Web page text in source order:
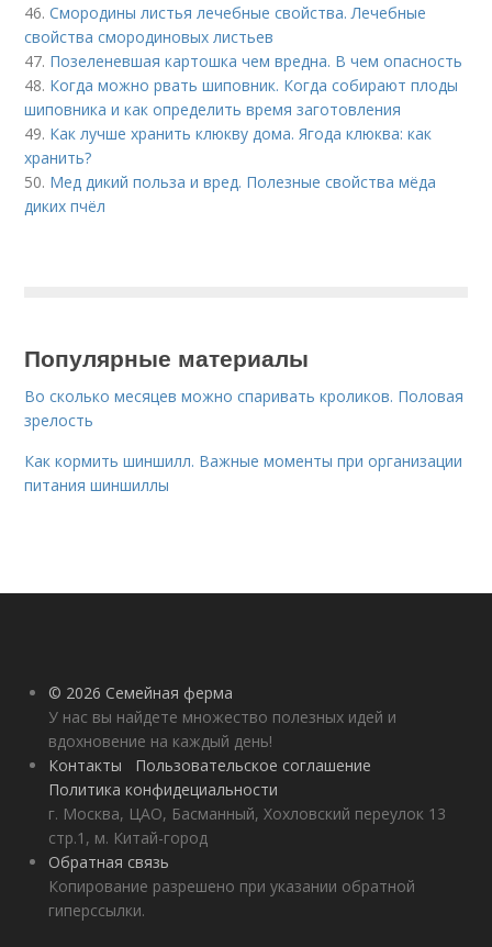
46.Смородины листья лечебные свойства. Лечебные
свойства смородиновых листьев
47. Позеленевшая картошка чем вредна. В чем опасность
48. Когда можно рвать шиповник. Когда собирают плоды
шиповника и как определить время заготовления
49. Как лучше хранить клюкву дома. Ягода клюква: как
хранить?
50. Мед дикий польза и вред. Полезные свойства мёда
диких пчёл
Популярные материалы
Во сколько месяцев можно спаривать кроликов. Половая
зрелость
Как кормить шиншилл. Важные моменты при организации
питания шиншиллы
© 2026 Семейная ферма
У нас вы найдете множество полезных идей и
вдохновение на каждый день!
Контакты
Пользовательское соглашение
Политика конфидециальности
г. Москва, ЦАО, Басманный, Хохловский переулок 13
стр.1, м. Китай-город
Обратная связь
Копирование разрешено при указании обратной
гиперссылки.